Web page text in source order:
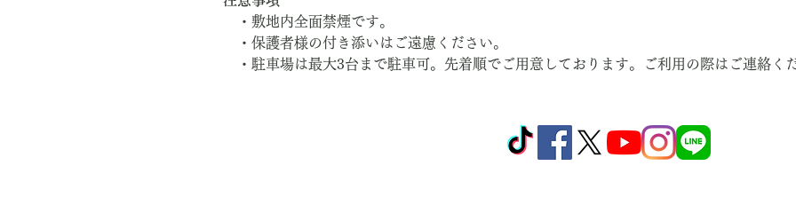
・敷地内全面禁煙です。
・保護者様の付き添いはご遠慮ください。
・駐車場は最大3台まで駐車可。先着順でご用意しております。ご利用の際はご連絡く